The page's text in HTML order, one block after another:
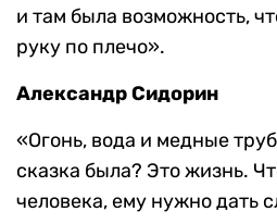
и там была возможность,
руку по плечо».
Александр Сидорин
«Огонь, вода и медные
сказка была? Это жизнь.
человека, ему нужно дать